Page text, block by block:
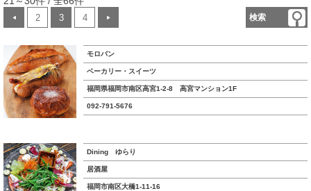
検索
◀ 2 3 4 ▶
モロパン
ベーカリー・スイーツ
福岡県福岡市南区高宮1-2-8 高宮マンション1F
092-791-5676
Dining ゆらり
居酒屋
福岡市南区大橋1-11-16